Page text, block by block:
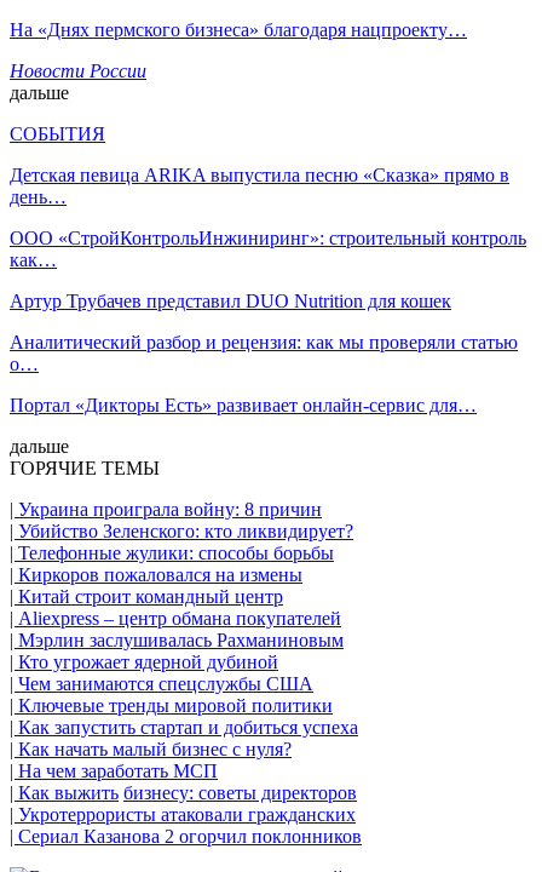
На «Днях пермского бизнеса» благодаря нацпроекту…
Новости России
дальше
СОБЫТИЯ
Детская певица ARIKA выпустила песню «Сказка» прямо в
день…
ООО «СтройКонтрольИнжиниринг»: строительный контроль
как…
Артур Трубачев представил DUO Nutrition для кошек
Аналитический разбор и рецензия: как мы проверяли статью
о…
Портал «Дикторы Есть» развивает онлайн-сервис для…
дальше
ГОРЯЧИЕ ТЕМЫ
| Украина проиграла войну: 8 причин
| Убийство Зеленского: кто ликвидирует?
| Телефонные жулики: способы борьбы
| Киркоров пожаловался на измены
| Китай строит командный центр
| Aliexpress – центр обмана покупателей
| Мэрлин заслушивалась Рахманиновым
| Кто угрожает ядерной дубиной
| Чем занимаются спецслужбы США
| Ключевые тренды мировой политики
| Как запустить стартап и добиться успеха
| Как начать малый бизнес с нуля?
| На чем заработать МСП
| Как выжить бизнесу: советы директоров
| Укротеррористы атаковали гражданских
| Сериал Казанова 2 огорчил поклонников